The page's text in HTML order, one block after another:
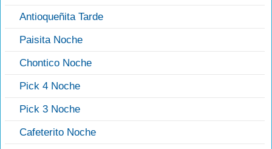
Antioqueñita Tarde
Paisita Noche
Chontico Noche
Pick 4 Noche
Pick 3 Noche
Cafeterito Noche